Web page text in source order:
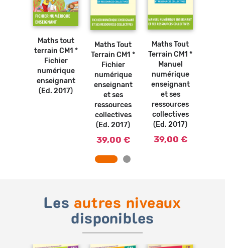
Maths tout
terrain CM1 *
Fichier
numérique
enseignant
(Ed. 2017)
Maths Tout
Terrain CM1 *
Fichier
numérique
enseignant
et ses
ressources
collectives
(Ed. 2017)
39,00 €
Maths Tout
Terrain CM1 *
Manuel
numérique
enseignant
et ses
ressources
collectives
(Ed. 2017)
39,00 €
Les autres niveaux
disponibles